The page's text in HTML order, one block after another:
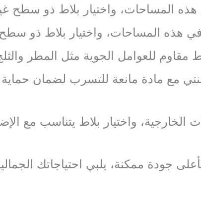
المساحات، واختيار بلاط ذو سطح
هذه المساحات، واختيار بلاط ذو
مقاوم للعوامل الجوية مثل المطر
مع مادة مانعة للتسرب لضمان حماية
واختيار بلاط يتناسب مع
جودة ممكنة، يلبي احتياجاتك